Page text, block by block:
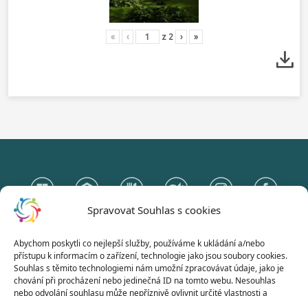
Spravovat Souhlas s cookies
Abychom poskytli co nejlepší služby, používáme k ukládání a/nebo
přístupu k informacím o zařízení, technologie jako jsou soubory cookies.
Souhlas s těmito technologiemi nám umožní zpracovávat údaje, jako je
chování při procházení nebo jedinečná ID na tomto webu. Nesouhlas
nebo odvolání souhlasu může nepříznivě ovlivnit určité vlastnosti a
« ‹ z 2 › »
Gymnázium Otokara Březiny
a Střední odborná škola Telč
Hradecká 235, 588 56 Telč